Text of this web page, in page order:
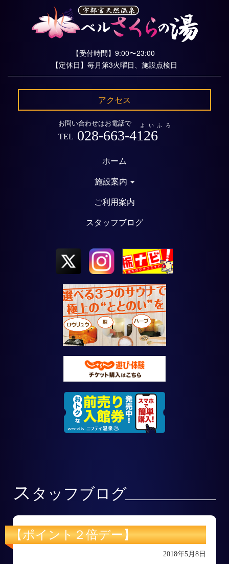
【受付時間】9:00〜23:00
【定休日】毎月第3火曜日、施設点検日
アクセス
お問い合わせはお電話で よいふろ
TEL 028-663-4126
ホーム
施設案内
ご利用案内
スタッフブログ
ス タッフブログ
【ポイント２倍デー】
2018年5月8日